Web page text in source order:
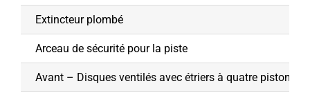
Extincteur plombé
Arceau de sécurité pour la piste
Avant – Disques ventilés avec étriers à quatre pistons